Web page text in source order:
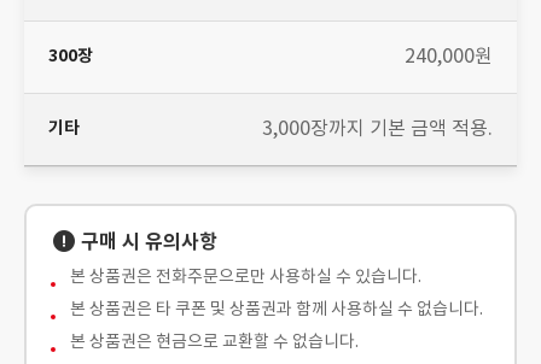
240,000원
3,000장까지 기본 금액 적용.
구매 시 유의사항
본 상품권은 전화주문으로만 사용하실 수 있습니다.
본 상품권은 타 쿠폰 및 상품권과 함께 사용하실 수 없습니다.
본 상품권은 현금으로 교환할 수 없습니다.